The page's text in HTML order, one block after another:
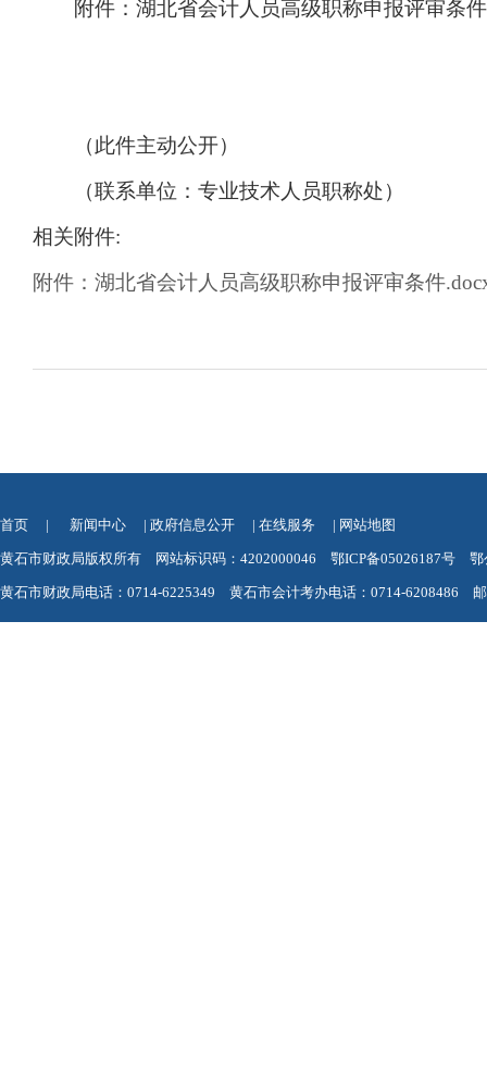
附件：湖北省会计人员高级职称申报评审条件
（此件主动公开）
（联系单位：专业技术人员职称处）
相关附件:
附件：湖北省会计人员高级职称申报评审条件
首页 | 新闻中心 | 政府信息公开 | 在线服务 | 网站地图
黄石市财政局版权所有 网站标识码：4202000046 鄂ICP备05026187号 鄂
黄石市财政局电话：0714-6225349 黄石市会计考办电话：0714-6208486